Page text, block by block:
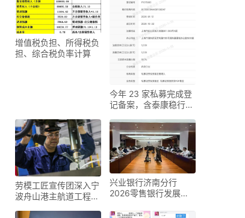
增值税负担、所得税负
担、综合税负率计算
今年 23 家私募完成登
记备案，含泰康稳行和
劳模工匠宣传团深入宁
波舟山港主航道工程一
兴业银行济南分行
2026零售银行发展策